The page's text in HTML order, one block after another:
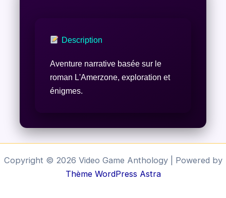
Description
Aventure narrative basée sur le
roman L'Amerzone, exploration et
énigmes.
Copyright © 2026 Video Game Anthology | Powered by
Thème WordPress Astra